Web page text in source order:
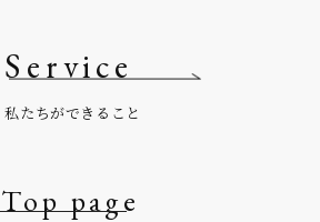
Service
私たちができること
Top page